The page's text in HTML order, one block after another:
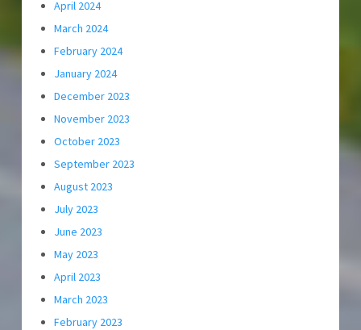
April 2024
March 2024
February 2024
January 2024
December 2023
November 2023
October 2023
September 2023
August 2023
July 2023
June 2023
May 2023
April 2023
March 2023
February 2023